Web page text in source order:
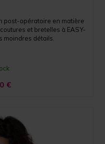
post-opératoire en matière
et bretelles à EASY-
moindres détails.
€